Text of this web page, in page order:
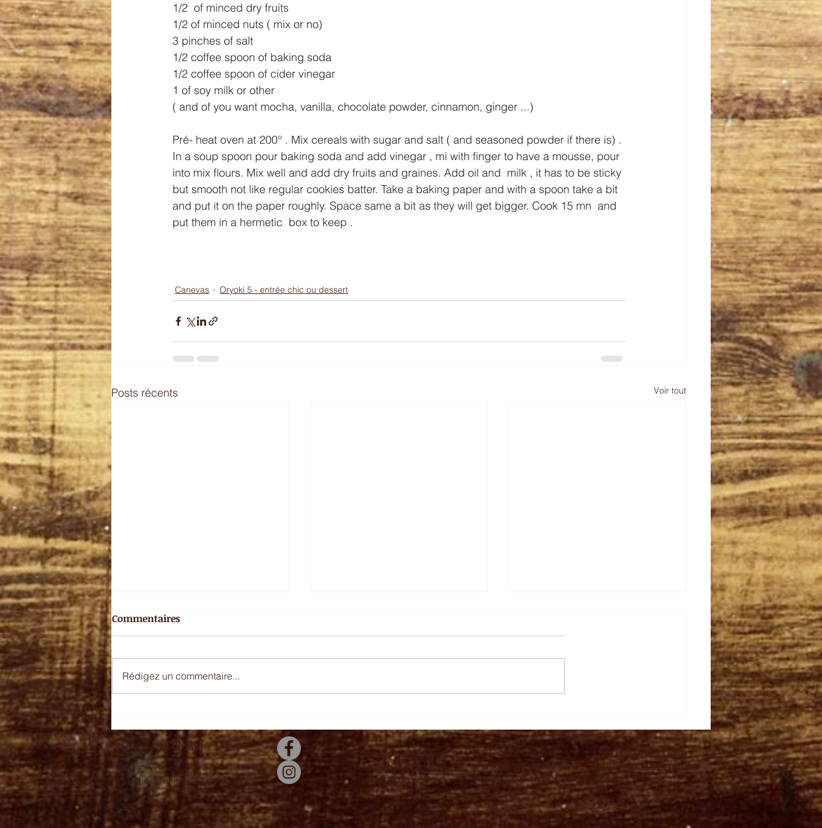
1/2  of minced dry fruits
1/2 of minced nuts ( mix or no)
3 pinches of salt
1/2 coffee spoon of baking soda
1/2 coffee spoon of cider vinegar
1 of soy milk or other
( and of you want mocha, vanilla, chocolate powder, cinnamon, ginger ...)
Pré- heat oven at 200° . Mix cereals with sugar and salt ( and seasoned powder if there is) .
In a soup spoon pour baking soda and add vinegar , mi with finger to have a mousse, pour
into mix flours. Mix well and add dry fruits and graines. Add oil and  milk , it has to be sticky
but smooth not like regular cookies batter. Take a baking paper and with a spoon take a bit
and put it on the paper roughly. Space same a bit as they will get bigger. Cook 15 mn  and
put them in a hermetic  box to keep .
Canevas Oryoki 5 - entrée chic ou dessert
Posts récents Voir tout
Tartinades fromagères
Commentaires
Rédigez un commentaire...
CONTACT
06 42 06 71 72
valerie.duvauchelle@gmail.com
Comment se relier à sa
nourriture et en faire un
chemin de vie ?
Cuisine de l'éveil
Alimentation cohérente
Nourriture de conscience
Livre le goût silencieux
Livre Shojin, la cuisine des
temples